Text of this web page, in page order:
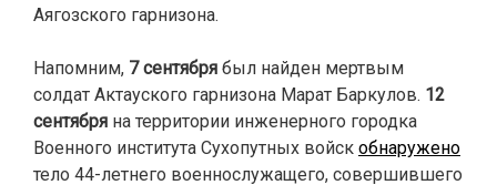
Аягозского гарнизона.
Напомним, 7 сентября был найден мертвым
солдат Актауского гарнизона Марат Баркулов. 12
сентября на территории инженерного городка
Военного института Сухопутных войск обнаружено
тело 44-летнего военнослужащего, совершившего